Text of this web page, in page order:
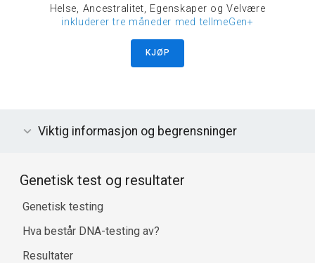
Helse, Ancestralitet, Egenskaper og Velvære
inkluderer tre måneder med tellmeGen+
KJØP
Viktig informasjon og begrensninger
Genetisk test og resultater
Genetisk testing
Hva består DNA-testing av?
Resultater